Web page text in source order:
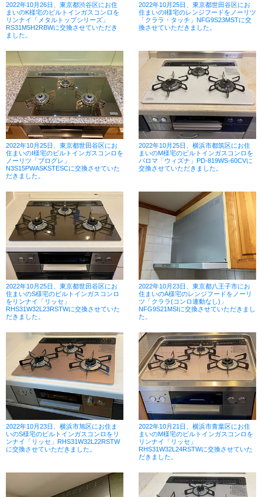
2022年10月26日、東京都渋谷区にお住
まいのK様宅のビルトインガスコンロを
リンナイ「メタルトップシリーズ」
RS31M5H2RBWに交換させていただき
ました。
2022年10月25日、東京都世田谷区にお
住まいのI様宅のレンジフードをノーリツ
「クララ・タッチ」NFG9S23MSTに交
換させていただきました。
2022年10月25日、東京都世田谷区にお
住まいのI様宅のビルトインガスコンロを
ノーリツ「プログレ」
N3S15PWASKSTESCに交換させていた
だきました。
2022年10月25日、横浜市都筑区にお住
まいのM様宅のビルトインガスコンロを
パロマ「ウィズナ」PD-819WS-60CVに
交換させていただきました。
2022年10月25日、東京都世田谷区にお
住まいのS様宅のビルトインガスコンロ
をリンナイ「リッセ」
RHS31W32L23RSTWに交換させていた
だきました。
2022年10月23日、東京都八王子市にお
住まいのA様宅のレンジフードをノーリ
ツ「クララ(コンロ連動なし)」
NFG9S21MSIに交換させていただきまし
た。
2022年10月23日、横浜市旭区にお住ま
いのS様宅のビルトインガスコンロをリ
ンナイ「リッセ」RHS31W32L22RSTW
に交換させていただきました。
2022年10月21日、横浜市青葉区にお住
まいのM様宅のビルトインガスコンロを
リンナイ「リッセ」
RHS31W32L24RSTWに交換させていた
だきました。